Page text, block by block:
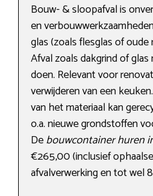
Bouw- & sloopafval is
en
glas (zoals flesglas of oude
Afval zoals dakgrind of glas
doen. Relevant voor
verwijderen van een
van het materiaal kan
o.a. nieuwe grondstoffen
Debouwcontainer huren
€265,00 (inclusief
afvalverwerking en tot wel